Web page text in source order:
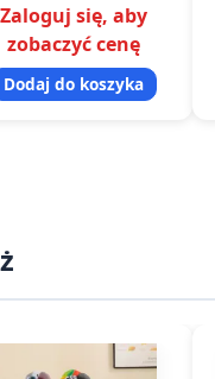
kategorii kategorii
ktory dobrze
sie w codziennej…
Zaloguj się, aby
zobaczyć cenę
Dodaj do koszyka